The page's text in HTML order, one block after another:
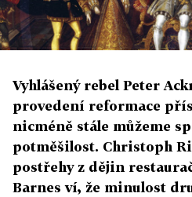
Vyhlášený rebel Peter
provedení reformace
nicméně stále můžeme
potměšilost. Christoph
postřehy z dějin
Barnes ví, že minulost